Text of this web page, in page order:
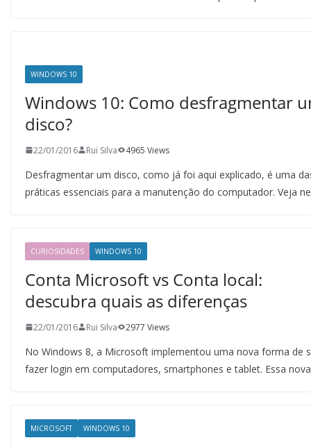
WINDOWS 10
Windows 10: Como desfragmentar
disco?
22/01/2016 Rui Silva 4965 Views
Desfragmentar um disco, como já foi aqui explicado, é uma
práticas essenciais para a manutenção do computador. Veja
CURIOSIDADES WINDOWS 10
Conta Microsoft vs Conta local:
descubra quais as diferenças
22/01/2016 Rui Silva 2977 Views
No Windows 8, a Microsoft implementou uma nova forma de
fazer login em computadores, smartphones e tablet. Essa nova
MICROSOFT WINDOWS 10